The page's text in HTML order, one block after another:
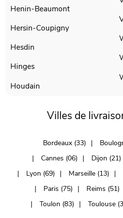
Henin-Beaumont
Hersin-Coupigny
Hesdin
Hinges
Houdain
Villes de
Bordeaux (33)
Cannes (06)
Dijon (21)
Lyon (69)
Marseille (13)
Paris (75)
Reims (51)
Toulon (83)
Toulouse